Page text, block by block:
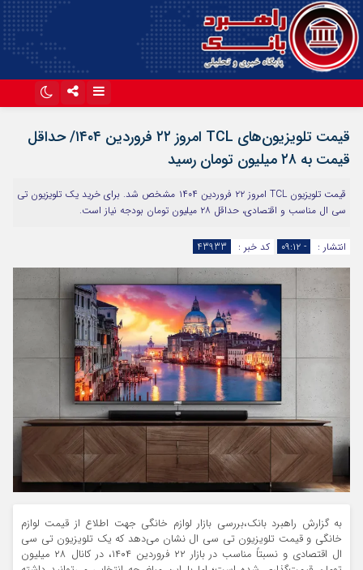
آپارات
قیمت تلویزیون‌های TCL امروز ۲۲ فروردین ۱۴۰۴/ حداقل
قیمت به ۲۸ میلیون تومان رسید
قیمت تلویزیون TCL امروز ۲۲ فروردین ۱۴۰۴ مشخص شد. برای خرید یک تلویزیون تی
سی ال مناسب و اقتصادی، حداقل ۲۸ میلیون تومان بودجه نیاز است.
انتشار : - ۰۹:۱۲ کد خبر : 43933
به گزارش راهبرد بانک،بررسی بازار لوازم خانگی جهت اطلاع از قیمت لوازم
خانگی و قیمت تلویزیون تی‌ سی‌ ال نشان می‌دهد که یک تلویزیون تی سی
ال اقتصادی و نسبتاً مناسب در بازار ۲۲ فروردین ۱۴۰۴، در کانال ۲۸ میلیون